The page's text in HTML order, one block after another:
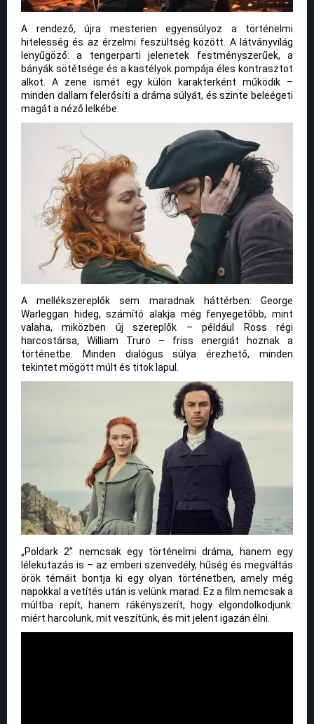
A rendező, újra mesterien egyensúlyoz a történelmi
hitelesség és az érzelmi feszültség között. A látványvilág
lenyűgöző: a tengerparti jelenetek festményszerűek, a
bányák sötétsége és a kastélyok pompája éles kontrasztot
alkot. A zene ismét egy külön karakterként működik –
minden dallam felerősíti a dráma súlyát, és szinte beleégeti
magát a néző lelkébe.
A mellékszereplők sem maradnak háttérben: George
Warleggan hideg, számító alakja még fenyegetőbb, mint
valaha, miközben új szereplők – például Ross régi
harcostársa, William Truro – friss energiát hoznak a
történetbe. Minden dialógus súlya érezhető, minden
tekintet mögött múlt és titok lapul.
„Poldark 2” nemcsak egy történelmi dráma, hanem egy
lélekutazás is – az emberi szenvedély, hűség és megváltás
örök témáit bontja ki egy olyan történetben, amely még
napokkal a vetítés után is velünk marad. Ez a film nemcsak a
múltba repít, hanem rákényszerít, hogy elgondolkodjunk:
miért harcolunk, mit veszítünk, és mit jelent igazán élni.